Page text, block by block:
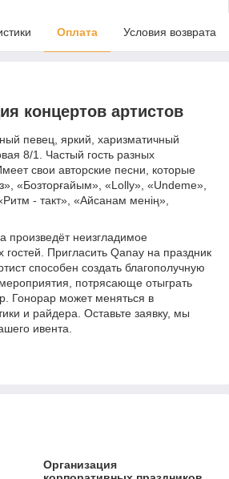
Оплата Условия возврата
концертов артистов
певец, яркий, харизматичный
8/1. Частый гость разных
свои авторские песни, которые
«Бозторғайым», «Lolly», «Undeme»,
- такт», «Айсанам менің»,
произведёт неизгладимое
Пригласить Qanay на праздник
способен создать благополучную
потрясающе отыграть
Гонорар может меняться в
и райдера. Оставьте заявку, мы
ивента.
Организация